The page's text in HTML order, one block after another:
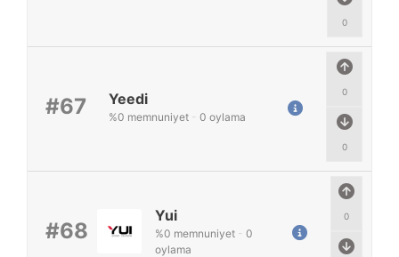
0
#67
0
0
Yeedi
%0 memnuniyet - 0 oylama
#68
0
Yui
%0 memnuniyet - 0
oylama